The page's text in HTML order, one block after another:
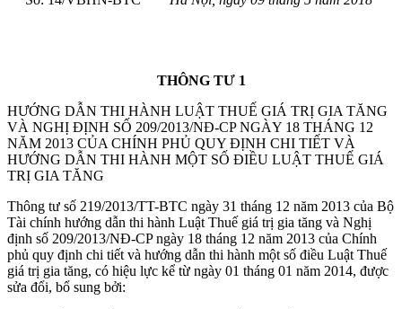
THÔNG TƯ 1
HƯỚNG DẪN THI HÀNH LUẬT THUẾ GIÁ TRỊ GIA TĂNG
VÀ NGHỊ ĐỊNH SỐ 209/2013/NĐ-CP NGÀY 18 THÁNG 12
NĂM 2013 CỦA CHÍNH PHỦ QUY ĐỊNH CHI TIẾT VÀ
HƯỚNG DẪN THI HÀNH MỘT SỐ ĐIỀU LUẬT THUẾ GIÁ
TRỊ GIA TĂNG
Thông tư số 219/2013/TT-BTC ngày 31 tháng 12 năm 2013 của Bộ
Tài chính hướng dẫn thi hành Luật Thuế giá trị gia tăng và Nghị
định số 209/2013/NĐ-CP ngày 18 tháng 12 năm 2013 của Chính
phủ quy định chi tiết và hướng dẫn thi hành một số điều Luật Thuế
giá trị gia tăng, có hiệu lực kể từ ngày 01 tháng 01 năm 2014, được
sửa đổi, bổ sung bởi: